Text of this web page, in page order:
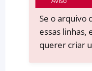
Se o arquivo
essas linhas,
querer criar